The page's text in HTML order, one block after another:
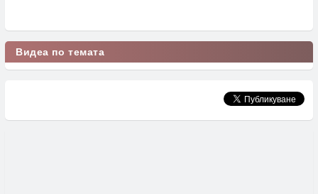
Видеа по темата